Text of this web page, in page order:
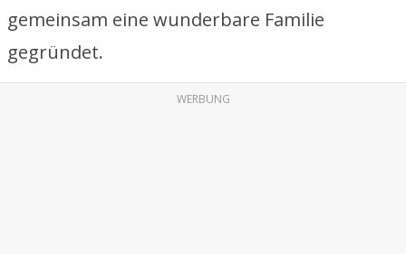
gemeinsam eine wunderbare Familie
gegründet.
WERBUNG